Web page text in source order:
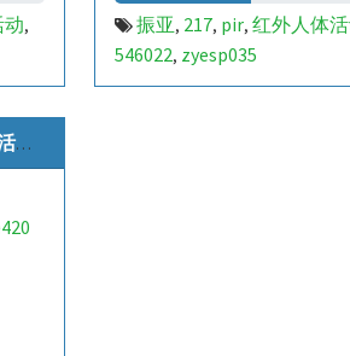
, 振亚, 217, pir, 红外人体
546022, zyesp035